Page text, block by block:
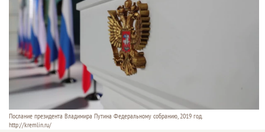
Послание президента Владимира Путина Федеральному собранию, 2019 год.
http://kremlin.ru/